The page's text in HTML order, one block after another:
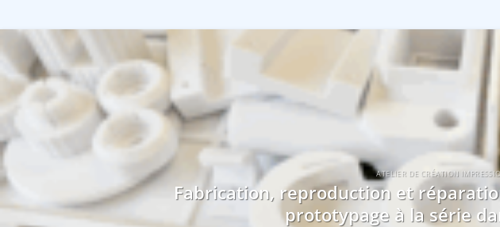
ATELIER DE CRÉATION
Fabrication, reproduction et
prototypage à la série